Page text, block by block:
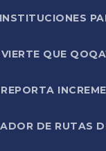
QUE
DE RUTAS